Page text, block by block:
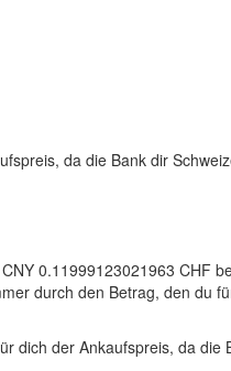
da die Bank dir
0.11999123021963 CHF
durch den Betrag, den du
dich der Ankaufspreis, da die